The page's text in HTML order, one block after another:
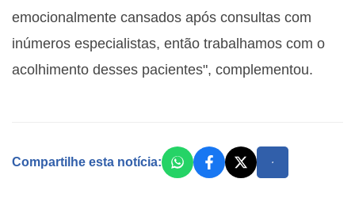
emocionalmente cansados após consultas com
inúmeros especialistas, então trabalhamos com o
acolhimento desses pacientes", complementou.
Compartilhe esta notícia: